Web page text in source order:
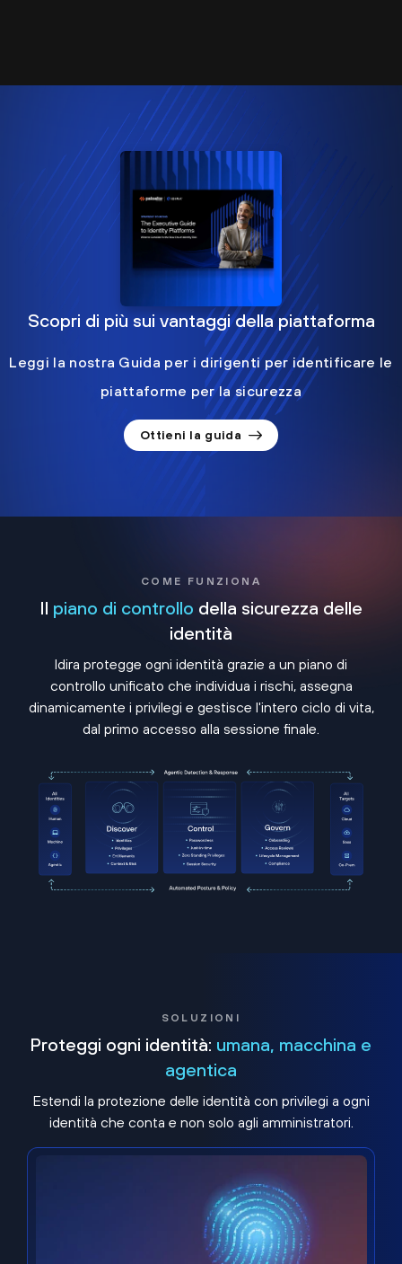
Scopri di più sui vantaggi della piattaforma
Leggi la nostra Guida per i dirigenti per identificare le
piattaforme per la sicurezza
Ottieni la guida
COME FUNZIONA
Il piano di controllo della sicurezza delle
identità
Idira protegge ogni identità grazie a un piano di
controllo unificato che individua i rischi, assegna
dinamicamente i privilegi e gestisce l'intero ciclo di vita,
dal primo accesso alla sessione finale.
SOLUZIONI
Proteggi ogni identità: umana, macchina e
agentica
Estendi la protezione delle identità con privilegi a ogni
identità che conta e non solo agli amministratori.